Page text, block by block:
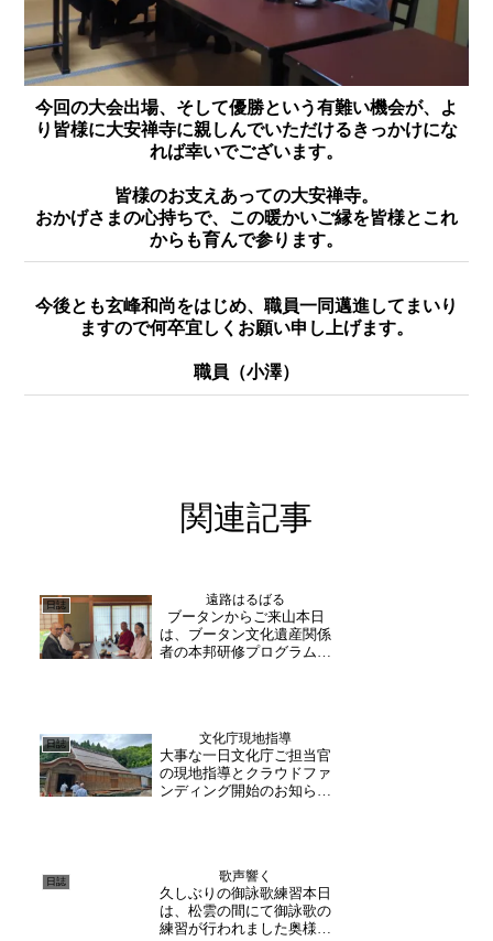
今回の大会出場、そして優勝という有難い機会が、よ
り皆様に大安禅寺に親しんでいただけるきっかけにな
れば幸いでございます。
皆様のお支えあっての大安禅寺。
おかげさまの心持ちで、この暖かいご縁を皆様とこれ
からも育んで参ります。
今後とも玄峰和尚をはじめ、職員一同邁進してまいり
ますので何卒宜しくお願い申し上げます。
職員（小澤）
関連記事
日誌 遠路はるばる
ブータンからご来山本日
は、ブータン文化遺産関係
者の本邦研修プログラムと
建築物視察にまわられるよ
うです。午後には、月替わ
り御朱印の取材に、福井新
聞...
日誌 文化庁現地指導
大事な一日文化庁ご担当官
の現地指導とクラウドファ
ンディング開始のお知らせ
今回からは、庫裏、開山
堂、開基堂、宝蔵といった
境内に分布する重要な建物
群の...
日誌 歌声響く
久しぶりの御詠歌練習本日
は、松雲の間にて御詠歌の
練習が行われました奥様の